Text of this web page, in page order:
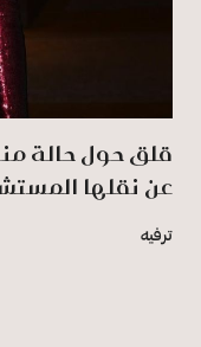
قلق حول حالة
عن نقلها
ترفيه